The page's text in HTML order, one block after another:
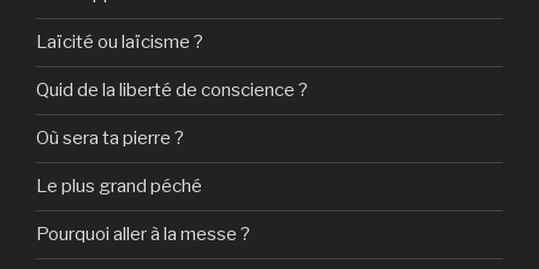
Laïcité ou laïcisme ?
Quid de la liberté de conscience ?
Où sera ta pierre ?
Le plus grand péché
Pourquoi aller à la messe ?